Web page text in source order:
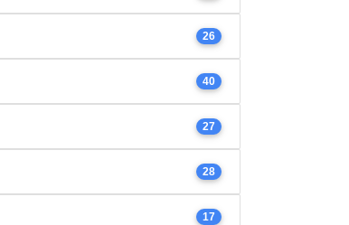
26
40
27
28
17